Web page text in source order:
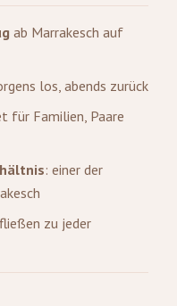
ab Marrakesch auf
los, abends zurück
für Familien, Paare
: einer der
zu jeder